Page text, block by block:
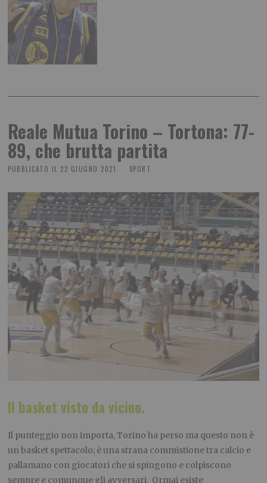
Reale Mutua Torino – Tortona: 77-
89, che brutta partita
PUBBLICATO IL 22 GIUGNO 2021 SPORT
Il basket visto da vicino.
Il punteggio non importa, Torino ha perso ma questo non è
un basket spettacolo; è una strana commistione tra calcio e
pallamano con giocatori che si spingono e colpiscono
sempre e comunque gli avversari. Ormai esiste